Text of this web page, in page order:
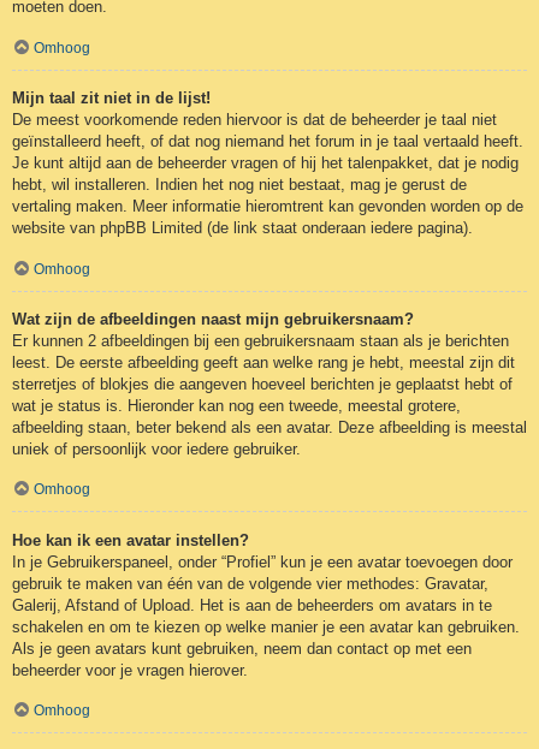
moeten doen.
Omhoog
Mijn taal zit niet in de lijst!
De meest voorkomende reden hiervoor is dat de beheerder je taal niet
geïnstalleerd heeft, of dat nog niemand het forum in je taal vertaald heeft.
Je kunt altijd aan de beheerder vragen of hij het talenpakket, dat je nodig
hebt, wil installeren. Indien het nog niet bestaat, mag je gerust de
vertaling maken. Meer informatie hieromtrent kan gevonden worden op de
website van phpBB Limited (de link staat onderaan iedere pagina).
Omhoog
Wat zijn de afbeeldingen naast mijn gebruikersnaam?
Er kunnen 2 afbeeldingen bij een gebruikersnaam staan als je berichten
leest. De eerste afbeelding geeft aan welke rang je hebt, meestal zijn dit
sterretjes of blokjes die aangeven hoeveel berichten je geplaatst hebt of
wat je status is. Hieronder kan nog een tweede, meestal grotere,
afbeelding staan, beter bekend als een avatar. Deze afbeelding is meestal
uniek of persoonlijk voor iedere gebruiker.
Omhoog
Hoe kan ik een avatar instellen?
In je Gebruikerspaneel, onder “Profiel” kun je een avatar toevoegen door
gebruik te maken van één van de volgende vier methodes: Gravatar,
Galerij, Afstand of Upload. Het is aan de beheerders om avatars in te
schakelen en om te kiezen op welke manier je een avatar kan gebruiken.
Als je geen avatars kunt gebruiken, neem dan contact op met een
beheerder voor je vragen hierover.
Omhoog